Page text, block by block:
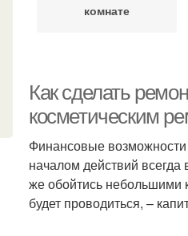
комнате
Как сделать
косметическим
Финансовые
началом действий всегда
же обойтись небольшими
будет проводиться, –